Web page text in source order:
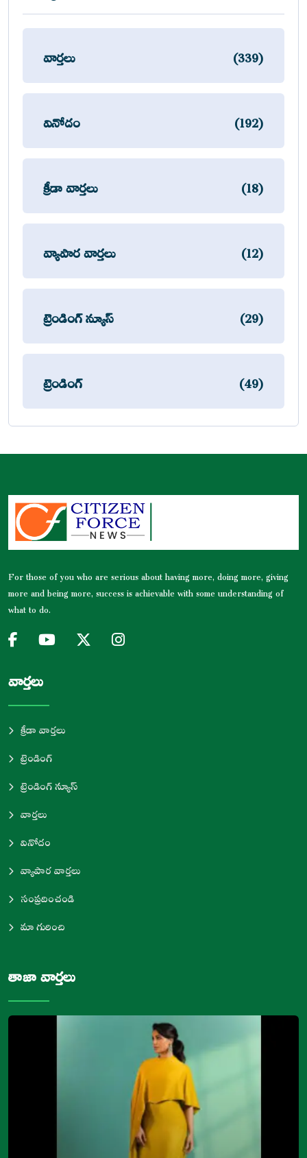
వార్తలు (339)
వినోదం (192)
క్రీడా వార్తలు (18)
వ్యాపార వార్తలు (12)
ట్రెండింగ్ న్యూస్ (29)
ట్రెండింగ్ (49)
For those of you who are serious about having more, doing more, giving
more and being more, success is achievable with some understanding of
what to do.
వార్తలు
క్రీడా వార్తలు
ట్రెండింగ్
ట్రెండింగ్ న్యూస్
వార్తలు
వినోదం
వ్యాపార వార్తలు
సంప్రదించండి
మా గురించి
తాజా వార్తలు